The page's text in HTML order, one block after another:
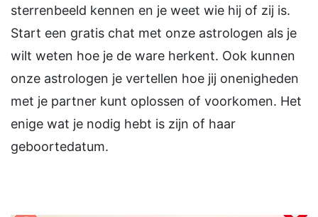
sterrenbeeld kennen en je weet wie hij of zij is.
Start een gratis chat met onze astrologen als je
wilt weten hoe je de ware herkent. Ook kunnen
onze astrologen je vertellen hoe jij onenigheden
met je partner kunt oplossen of voorkomen. Het
enige wat je nodig hebt is zijn of haar
geboortedatum.